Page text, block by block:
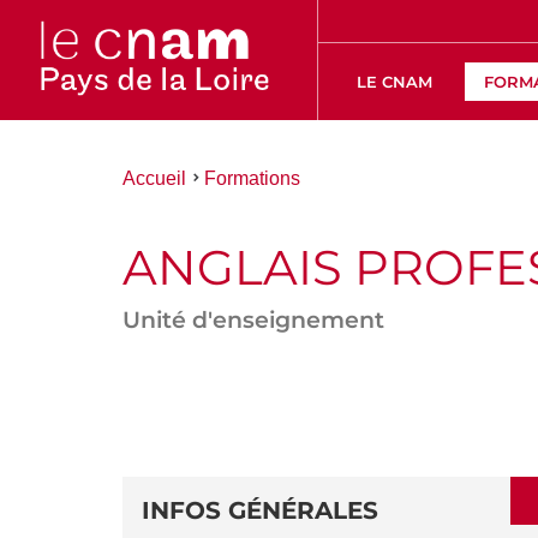
LE CNAM
Vous
Accueil Formations
ANGLAIS
Unité d'enseignement
DE
DÉTAILS
INFOS GÉNÉRALES